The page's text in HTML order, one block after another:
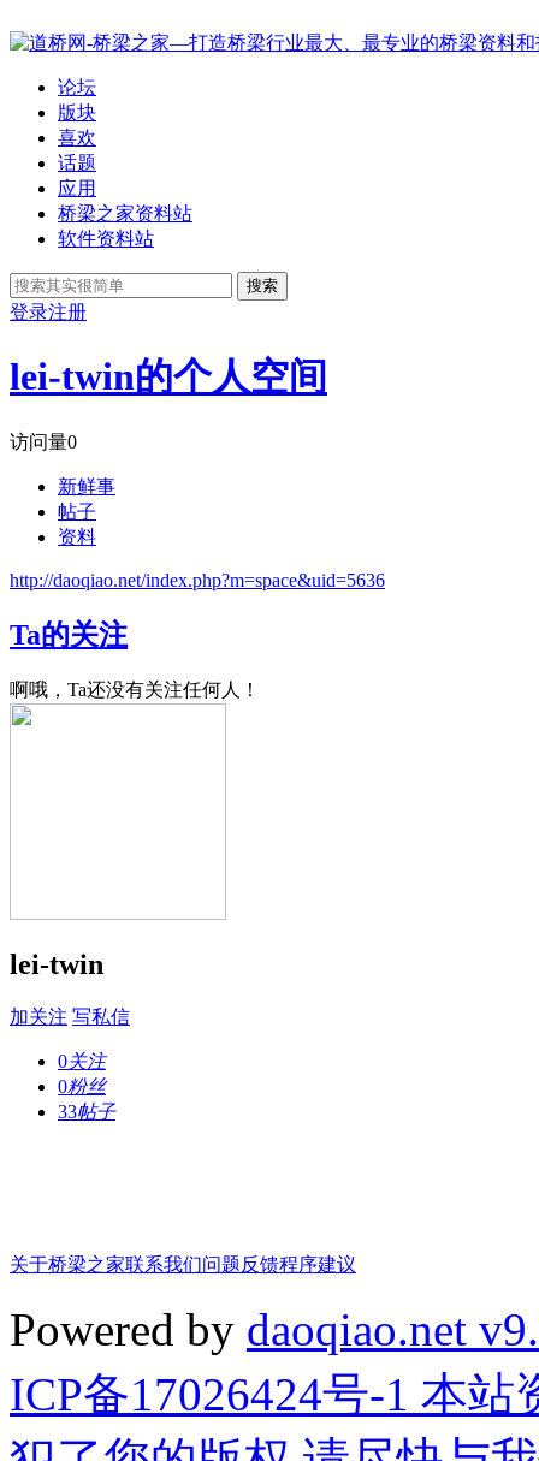
论坛
版块
喜欢
话题
应用
桥梁之家资料站
软件资料站
搜索
登录注册
lei-twin的个人空间
访问量0
新鲜事
帖子
资料
http://daoqiao.net/index.php?m=space&uid=5636
Ta的关注
啊哦，Ta还没有关注任何人！
lei-twin
加关注 写私信
0关注
0粉丝
33帖子
关于桥梁之家联系我们问题反馈程序建议
Powered by daoqiao.net
ICP备17026424号-1 本